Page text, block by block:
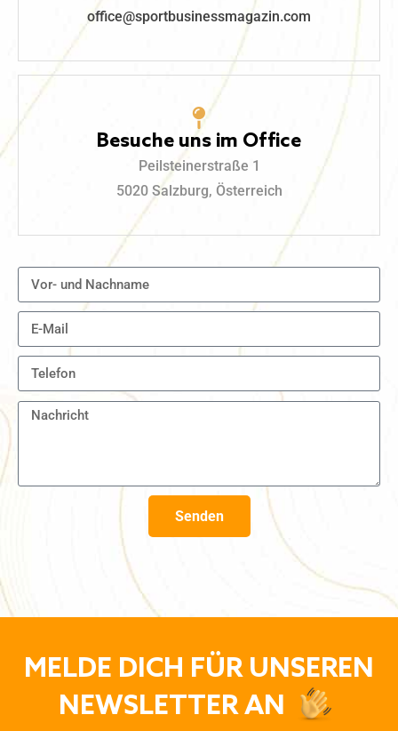
office@sportbusinessmagazin.com
Besuche uns im Office
Peilsteinerstraße 1
5020 Salzburg, Österreich
Senden
MELDE DICH FÜR UNSEREN
NEWSLETTER AN